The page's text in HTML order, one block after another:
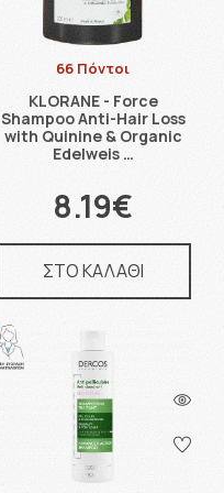
66 Πόντοι
KLORANE - Force
Shampoo Anti-Hair Loss
with Quinine & Organic
Edelweis …
8.19€
ΣΤΟ ΚΑΛΑΘΙ